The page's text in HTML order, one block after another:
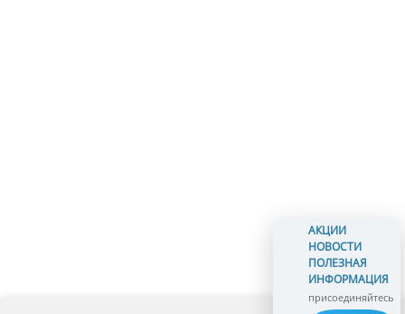
АКЦИИ
НОВОСТИ
ПОЛЕЗНАЯ
ИНФОРМАЦИЯ
присоединяйтесь